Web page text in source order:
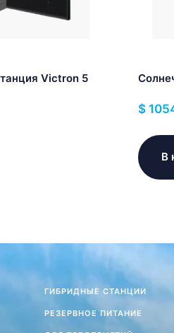
Victron 5
$
В
ГИБРИДНЫЕ СТАНЦИИ
РЕЗЕРВНОЕ ПИТАНИЕ